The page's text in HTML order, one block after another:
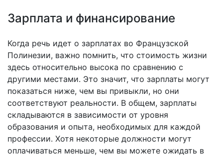
Зарплата и финансирование
Когда речь идет о зарплатах во Французской
Полинезии, важно помнить, что стоимость жизни
здесь относительно высока по сравнению с
другими местами. Это значит, что зарплаты могут
показаться ниже, чем вы привыкли, но они
соответствуют реальности. В общем, зарплаты
складываются в зависимости от уровня
образования и опыта, необходимых для каждой
профессии. Хотя некоторые должности могут
оплачиваться меньше, чем вы можете ожидать в